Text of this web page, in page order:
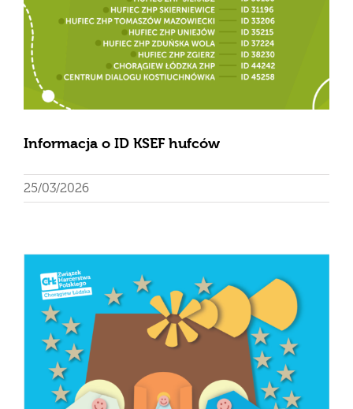
Informacja o ID KSEF hufców
25/03/2026